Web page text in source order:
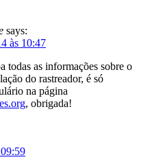
says:
às 10:47
todas as informações sobre o
do rastreador, é só
na página
, obrigada!